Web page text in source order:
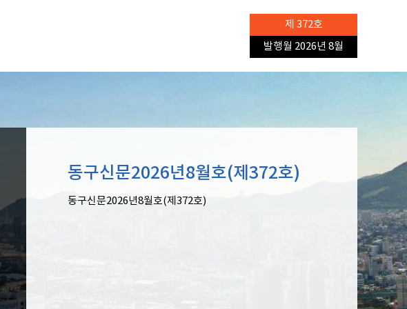
제 372호
발행월 2026년 8월
동구신문2026년8월호(제372호)
동구신문2026년8월호(제372호)